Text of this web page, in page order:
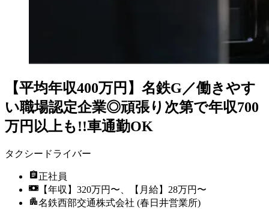
【平均年収400万円】名鉄G／働きやす
い職場認定企業◎頑張り次第で年収700
万円以上も!!車通勤OK
タクシードライバー
正社員
【年収】320万円〜、【月給】28万円〜
名鉄西部交通株式会社 (春日井営業所)